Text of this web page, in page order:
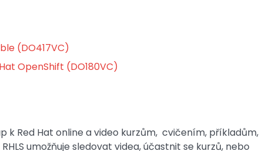
(DO417VC)
OpenShift (DO180VC)
k Red Hat online a video kurzům, cvičením, příkladům,
umožňuje sledovat videa, účastnit se kurzů, nebo